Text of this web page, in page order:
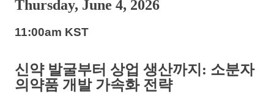
Thursday, June 4, 2026
11:00am KST
신약 발굴부터 상업 생산까지: 소분자
의약품 개발 가속화 전략